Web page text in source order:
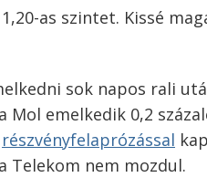
as szintet. Kissé
sok napos rali
emelkedik 0,2
részvényfelaprózással
Telekom nem mozdul.